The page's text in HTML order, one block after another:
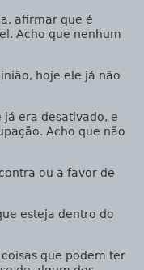
afirmar que é
Acho que nenhum
hoje ele já não
era desativado, e
Acho que não
ou a favor de
esteja dentro do
que podem ter